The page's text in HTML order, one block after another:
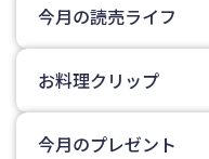
今月の読売ライフ
お料理クリップ
今月のプレゼント